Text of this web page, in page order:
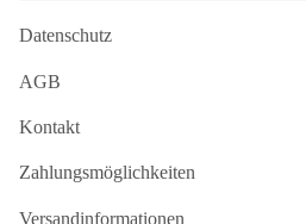
Datenschutz
AGB
Kontakt
Zahlungsmöglichkeiten
Versandinformationen